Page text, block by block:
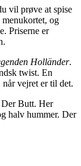
vil prøve at spise
og
Priserne er
Holländer.
twist. En
vejret er til det.
Butt. Her
halv hummer. Der